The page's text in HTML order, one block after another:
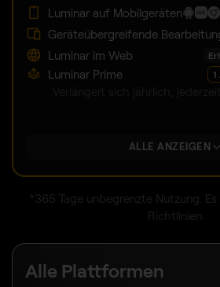
Luminar auf Mobilgeräten
Geräteübergreifende
Luminar im Web
Luminar Prime
ALLE ANZEIGEN
*365 Tage unbegrenzte Nutzung.
Richtlinien.
Alle Plattformen